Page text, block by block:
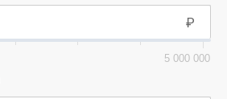
5 000 000